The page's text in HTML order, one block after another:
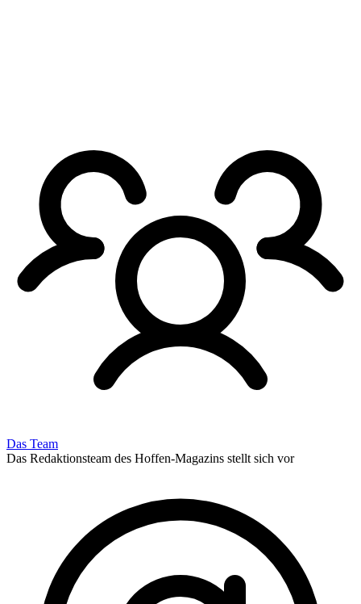
Das Team
Das Redaktionsteam des Hoffen-Magazins stellt sich vor